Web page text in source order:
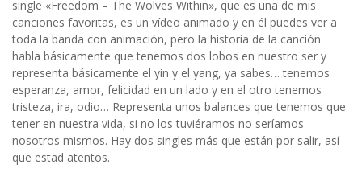
single «Freedom – The Wolves Within», que es una de mis
canciones favoritas, es un vídeo animado y en él puedes ver a
toda la banda con animación, pero la historia de la canción
habla básicamente que tenemos dos lobos en nuestro ser y
representa básicamente el yin y el yang, ya sabes… tenemos
esperanza, amor, felicidad en un lado y en el otro tenemos
tristeza, ira, odio… Representa unos balances que tenemos que
tener en nuestra vida, si no los tuviéramos no seríamos
nosotros mismos. Hay dos singles más que están por salir, así
que estad atentos.